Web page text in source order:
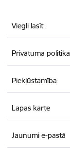
Viegli lasīt
Privātuma politika
Piekļūstamība
Lapas karte
Jaunumi e-pastā